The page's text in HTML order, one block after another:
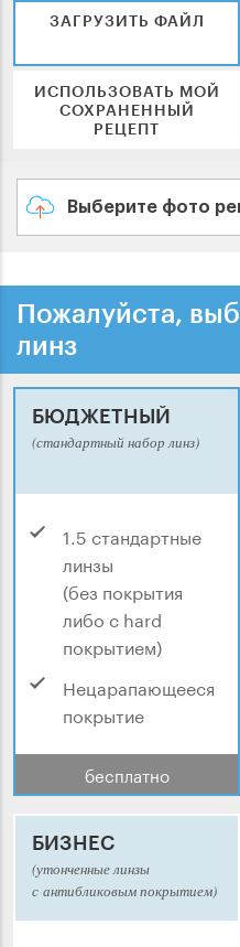
ЗАГРУЗИТЬ ФАЙЛ
ИСПОЛЬЗОВАТЬ МОЙ
СОХРАНЕННЫЙ
РЕЦЕПТ
Выберите фото
Пожалуйста,
линз
БЮДЖЕТНЫЙ
(стандартный набор линз)
1.5 стандартные
линзы
(без покрытия
либо с hard
покрытием)
Нецарапающееся
покрытие
бесплатно
БИЗНЕС
(утонченные линзы
с антибликовым покрытием)